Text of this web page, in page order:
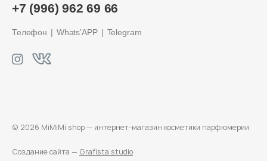
+7 (996) 962 69 66
Телефон Whats’APP Telegram
© 2026 MiMiMi shop — интернет-магазин косметики парфюмерии
Создание сайта — Grafista studio